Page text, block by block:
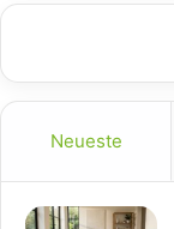
Neueste